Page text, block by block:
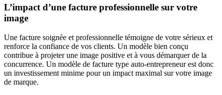
L’impact d’une facture professionnelle sur votre
image
Une facture soignée et professionnelle témoigne de votre sérieux et
renforce la confiance de vos clients. Un modèle bien conçu
contribue à projeter une image positive et à vous démarquer de la
concurrence. Un modèle de facture type auto-entrepreneur est donc
un investissement minime pour un impact maximal sur votre image
de marque.